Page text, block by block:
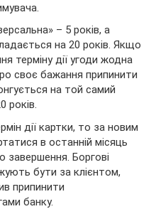
– 5 років, а
на 20 років. Якщо
терміну дії угоди жодна
своє бажання припинити
на той самий
років.
дії картки, то за новим
в останній місяць
завершення. Боргові
бути за клієнтом,
припинити
банку.